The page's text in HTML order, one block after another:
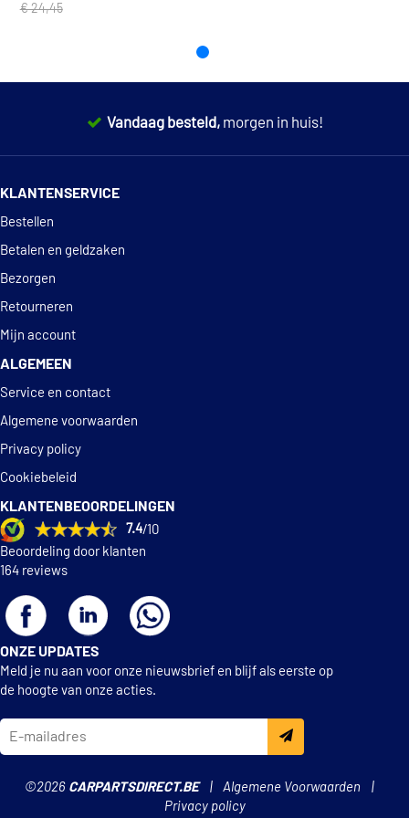
€ 24,45
Vandaag besteld, morgen in huis!
KLANTENSERVICE
Bestellen
Betalen en geldzaken
Bezorgen
Retourneren
Mijn account
ALGEMEEN
Service en contact
Algemene voorwaarden
Privacy policy
Cookiebeleid
KLANTENBEOORDELINGEN
7.4/10
Beoordeling door klanten
164 reviews
ONZE UPDATES
Meld je nu aan voor onze nieuwsbrief en blijf als eerste op
de hoogte van onze acties.
©2026 CARPARTSDIRECT.BE
Algemene Voorwaarden
Privacy policy